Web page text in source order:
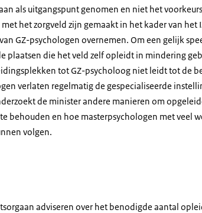
als uitgangspunt genomen en niet het
het zorgveld zijn gemaakt in het kader van het
GZ-psychologen overnemen. Om een gelijk
plaatsen die het veld zelf opleidt in mindering
tot GZ-psycholoog niet leidt tot de
verlaten regelmatig de gespecialiseerde
de minister andere manieren om
behouden en hoe masterpsychologen met veel
volgen.
adviseren over het benodigde aantal